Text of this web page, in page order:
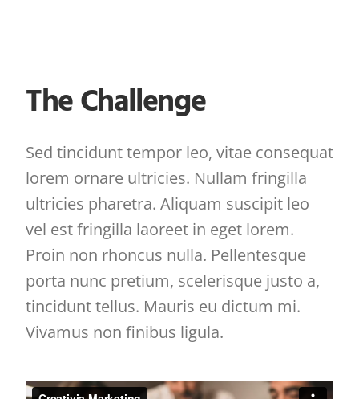
The Challenge
Sed tincidunt tempor leo, vitae consequat
lorem ornare ultricies. Nullam fringilla
ultricies pharetra. Aliquam suscipit leo
vel est fringilla laoreet in eget lorem.
Proin non rhoncus nulla. Pellentesque
porta nunc pretium, scelerisque justo a,
tincidunt tellus. Mauris eu dictum mi.
Vivamus non finibus ligula.